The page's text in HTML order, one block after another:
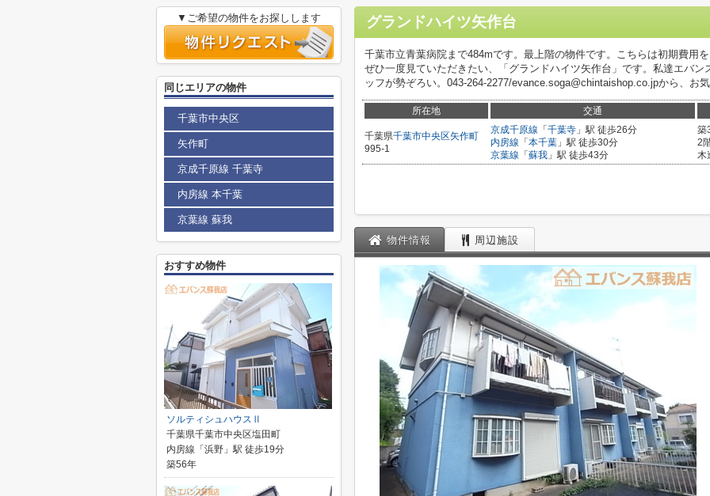
グランドハイツ⽮作台
千葉市立青葉病院まで484mです。最上階の物件です。こちらは初期費用
ぜひ一度見ていただきたい、「グランドハイツ⽮作台」です。私達エバ
ッフが勢ぞろい。043-264-2277/evance.soga@chintaishop.co.jpから、お
所在地 交通
千葉県千葉市中央区矢作町
995-1
京成千原線 「 千葉寺 」駅 徒歩26分
内房線 「 本千葉 」駅 徒歩30分
京葉線 「 蘇我 」駅 徒歩43分
築
2
木
物件情報 周辺施設
▼ご希望の物件をお探しします
同じエリアの物件
千葉市中央区
矢作町
京成千原線 千葉寺
内房線 本千葉
京葉線 蘇我
おすすめ物件
ソルティシュハウスⅡ
千葉県千葉市中央区塩田町
内房線「浜野」駅 徒歩19分
築56年